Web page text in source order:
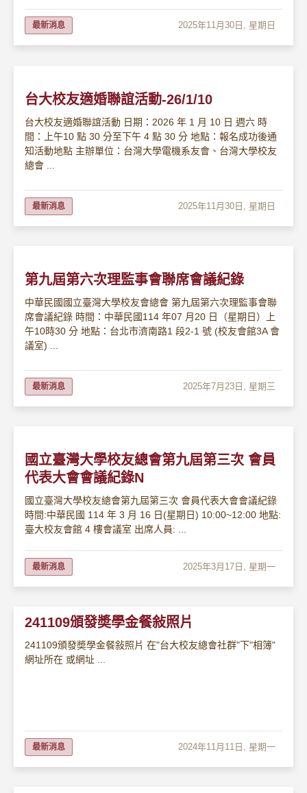
最新消息 2025年11月30日, 星期日
台大校友適婚聯誼活動-26/1/10
台大校友適婚聯誼活動 日期：2026 年 1 月 10 日 週六 時
間：上午10 點 30 分至下午 4 點 30 分 地點：報名成功後通
知活動地點 主辦單位：台灣大學電機系友會、台灣大學校友
總會 ...
最新消息 2025年11月30日, 星期日
第九屆第六次理監事會聯席會議紀錄
中華民國國立臺灣大學校友會總會 第九屆第六次理監事會聯
席會議紀錄 時間：中華民國114 年07 月20 日（星期日）上
午10時30 分 地點：台北市濟南路1 段2-1 號 (校友會館3A 會
議室) ...
最新消息 2025年7月23日, 星期三
國立臺灣大學校友總會第九屆第三次 會員
代表大會會議紀錄N
國立臺灣大學校友總會第九屆第三次 會員代表大會會議紀錄
時間:中華民國 114 年 3 月 16 日(星期日) 10:00~12:00 地點:
臺大校友會館 4 樓會議室 出席人員: ...
最新消息 2025年3月17日, 星期一
241109頒發奬學金餐敍照片
241109頒發奬學金餐敍照片 在"台大校友總會社群"下"相簿"
網址所在 或網址 ...
最新消息 2024年11月11日, 星期一